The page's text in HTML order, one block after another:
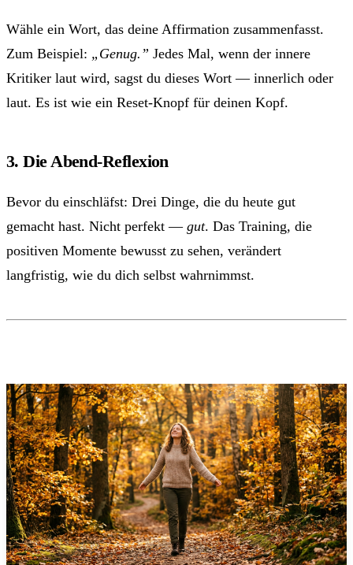
Wähle ein Wort, das deine Affirmation zusammenfasst.
Zum Beispiel: „Genug.” Jedes Mal, wenn der innere
Kritiker laut wird, sagst du dieses Wort — innerlich oder
laut. Es ist wie ein Reset-Knopf für deinen Kopf.
3. Die Abend-Reflexion
Bevor du einschläfst: Drei Dinge, die du heute gut
gemacht hast. Nicht perfekt — gut. Das Training, die
positiven Momente bewusst zu sehen, verändert
langfristig, wie du dich selbst wahrnimmst.